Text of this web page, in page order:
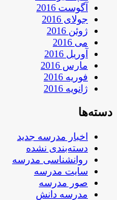
آگوست 2016
جولای 2016
ژوئن 2016
می 2016
آوریل 2016
مارس 2016
فوریه 2016
ژانویه 2016
دسته‌ها
اخبار مدرسه جدید
دسته‌بندی نشده
روانشناسی مدرسه
سایت مدرسه
صور مدرسه
مدرسه دانش